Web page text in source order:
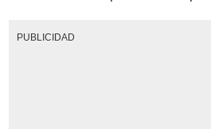
PUBLICIDAD